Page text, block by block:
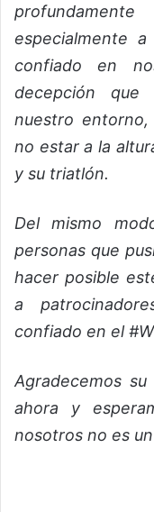
especialmente
confiado en
decepción
nuestro entorno,
no estar a la
y su triatlón.
Del mismo
personas que
hacer posible
a
confiado en el
Agradecemos
ahora y
nosotros no es